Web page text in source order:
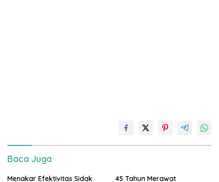
Baca Juga
Menakar Efektivitas Sidak
45 Tahun Merawat